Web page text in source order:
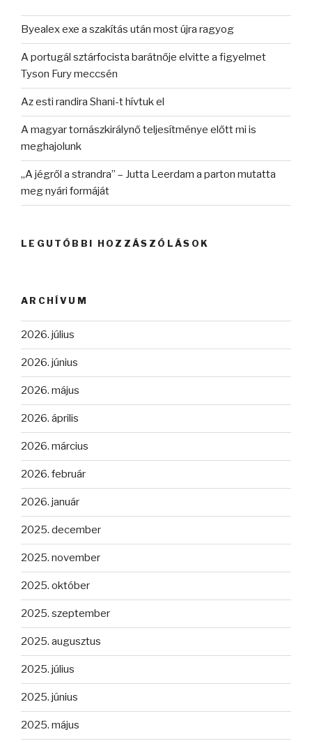
Byealex exe a szakítás után most újra ragyog
A portugál sztárfocista barátnője elvitte a figyelmet
Tyson Fury meccsén
Az esti randira Shani-t hívtuk el
A magyar tornászkirálynő teljesítménye előtt mi is
meghajolunk
„A jégről a strandra” – Jutta Leerdam a parton mutatta
meg nyári formáját
LEGUTÓBBI HOZZÁSZÓLÁSOK
ARCHÍVUM
2026. július
2026. június
2026. május
2026. április
2026. március
2026. február
2026. január
2025. december
2025. november
2025. október
2025. szeptember
2025. augusztus
2025. július
2025. június
2025. május